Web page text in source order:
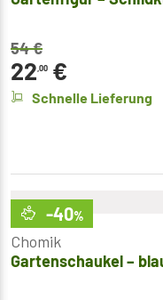
54€
22,00 €
Schnelle Lieferung
-40%
Chomik
Gartenschaukel –